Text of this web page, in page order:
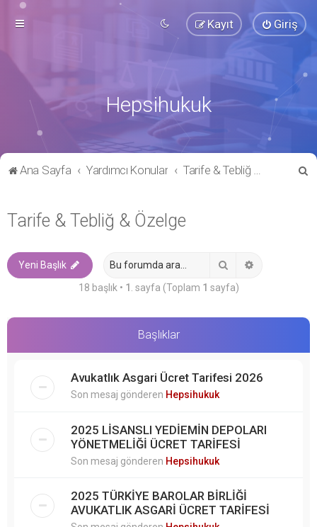
Giriş
Kayıt
Hepsihukuk
Ana Sayfa Yardımcı Konular Tarife & Tebliğ & Özelge
Tarife & Tebliğ & Özelge
Yeni Başlık
18 başlık • 1 . sayfa (Toplam 1 sayfa)
Başlıklar
Avukatlık Asgari Ücret Tarifesi 2026
Son mesaj gönderen Hepsihukuk
2025 LİSANSLI YEDİEMİN DEPOLARI
YÖNETMELİĞİ ÜCRET TARİFESİ
Son mesaj gönderen Hepsihukuk
2025 TÜRKİYE BAROLAR BİRLİĞİ
AVUKATLIK ASGARİ ÜCRET TARİFESİ